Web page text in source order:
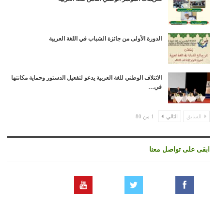
الدورة الأولى من جائزة الشباب في اللغة العربية
الائتلاف الوطني للغة العربية يدعو لتفعيل الدستور وحماية مكانتها
في…
السابق التالي 1 من 80
ابقى على تواصل معنا